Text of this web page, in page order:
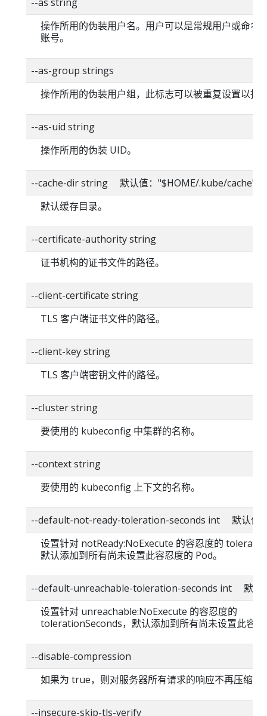
操作所用的伪装用户名。用户可以是常规用户或命名
账号。
--as-group strings
操作所用的伪装用户组，此标志可以被重复设置以指
--as-uid string
操作所用的伪装 UID。
--cache-dir string 默认值："$HOME/.kube/cache"
默认缓存目录。
--certificate-authority string
证书机构的证书文件的路径。
--client-certificate string
TLS 客户端证书文件的路径。
--client-key string
TLS 客户端密钥文件的路径。
--cluster string
要使用的 kubeconfig 中集群的名称。
--context string
要使用的 kubeconfig 上下文的名称。
--default-not-ready-toleration-seconds int 默认值
设置针对 notReady:NoExecute 的容忍度的
默认添加到所有尚未设置此容忍度的 Pod。
--default-unreachable-toleration-seconds int 默认
设置针对 unreachable:NoExecute 的容忍度的
tolerationSeconds，默认添加到所有尚未设置此容
--disable-compression
如果为 true，则对服务器所有请求的响应不再压缩。
--insecure-skip-tls-verify